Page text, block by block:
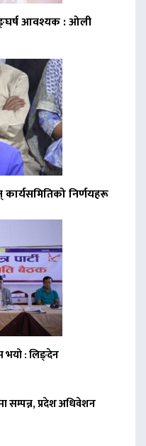
आवश्यक : ओली
कार्यसमितिको निर्णयहरू
भयो : लिङ्देन
सम्पन्न, प्रदेश अधिवेशन